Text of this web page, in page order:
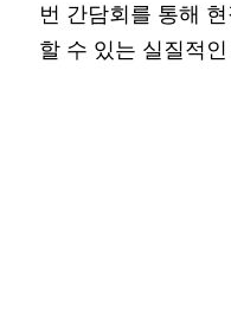
번 간담회를 통해
할 수 있는 실질적